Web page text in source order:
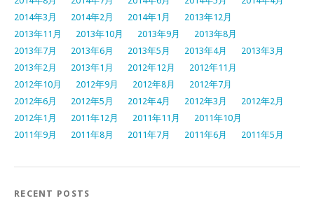
2014年3月
2014年2月 2014年1月
2013年12月
2013年11月
2013年10月 2013年9月
2013年8月
2013年7月
2013年6月 2013年5月 2013年4月
2013年3月
2013年2月
2013年1月 2012年12月
2012年11月
2012年10月
2012年9月 2012年8月
2012年7月
2012年6月
2012年5月 2012年4月 2012年3月
2012年2月
2012年1月
2011年12月 2011年11月
2011年10月
2011年9月
2011年8月 2011年7月 2011年6月 2011年5月
RECENT POSTS